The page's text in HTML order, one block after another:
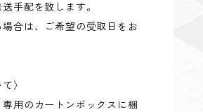
手配を致します。
合は、ご希望の受取日をお
〉
用のカートンボックスに梱